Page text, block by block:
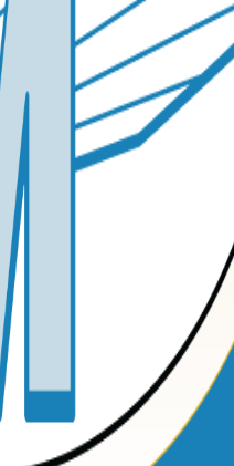
de MTOM.